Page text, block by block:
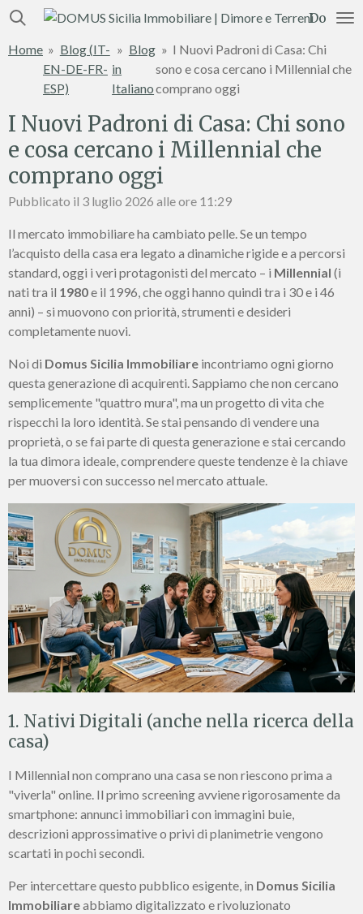
Vai
contenuto
principale
Domus
Home » Blog (IT-
EN-DE-FR-
ESP)
» Blog
in
Italiano
» I Nuovi Padroni di Casa: Chi
sono e cosa cercano i Millennial che
comprano oggi
I Nuovi Padroni di Casa: Chi sono
e cosa cercano i Millennial che
comprano oggi
Pubblicato il 3 luglio 2026 alle ore 11:29
Il mercato immobiliare ha cambiato pelle. Se un tempo
l’acquisto della casa era legato a dinamiche rigide e a percorsi
standard, oggi i veri protagonisti del mercato – i Millennial (i
nati tra il 1980e il 1996, che oggi hanno quindi tra i 30 e i 46
anni) – si muovono con priorità, strumenti e desideri
completamente nuovi.
Noi di Domus Sicilia Immobiliare incontriamo ogni giorno
questa generazione di acquirenti. Sappiamo che non cercano
semplicemente "quattro mura", ma un progetto di vita che
rispecchi la loro identità. Se stai pensando di vendere una
proprietà, o se fai parte di questa generazione e stai cercando
la tua dimora ideale, comprendere queste tendenze è la chiave
per muoversi con successo nel mercato attuale.
1. Nativi Digitali (anche nella ricerca della
casa)
I Millennial non comprano una casa se non riescono prima a
"viverla" online. Il primo screening avviene rigorosamente da
smartphone: annunci immobiliari con immagini buie,
descrizioni approssimative o privi di planimetrie vengono
scartati in pochi secondi.
Per intercettare questo pubblico esigente, in Domus Sicilia
Immobiliareabbiamo digitalizzato e rivoluzionato